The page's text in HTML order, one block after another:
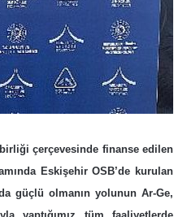
çerçevesinde finanse edilen
Eskişehir OSB’de kurulan
güçlü olmanın yolunun Ar-Ge,